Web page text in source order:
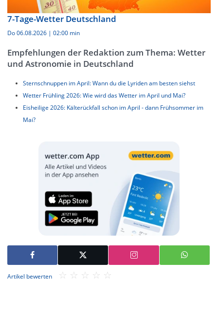
7-Tage-Wetter Deutschland
Do 06.08.2026 | 02:00 min
Empfehlungen der Redaktion zum Thema: Wetter
und Astronomie in Deutschland
Sternschnuppen im April: Wann du die Lyriden am besten siehst
Wetter Frühling 2026: Wie wird das Wetter im April und Mai?
Eisheilige 2026: Kälterückfall schon im April - dann Frühsommer im
Mai?
Artikel bewerten